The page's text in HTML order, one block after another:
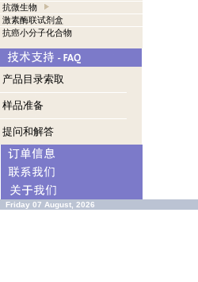
抗微生物
激素酶联试剂盒
抗癌小分子化合物
产品目录索取
样品准备
提问和解答
Friday 07 August, 2026